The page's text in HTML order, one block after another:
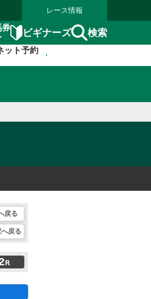
レース情報
券
ビギナーズ 検索
ット予約
戻る
戻る